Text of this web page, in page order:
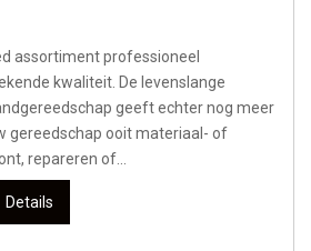
assortiment professioneel
kwaliteit. De levenslange
geeft echter nog meer
gereedschap ooit materiaal- of
repareren of...
Details